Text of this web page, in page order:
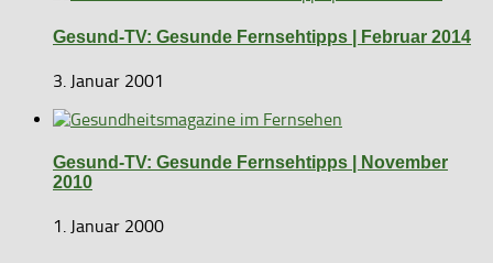
Gesund-TV: Gesunde Fernsehtipps | Februar 2014
3. Januar 2001
Gesund-TV: Gesunde Fernsehtipps | November
2010
1. Januar 2000